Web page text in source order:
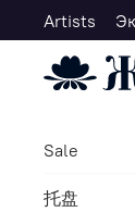
Artists
Sale
托盘